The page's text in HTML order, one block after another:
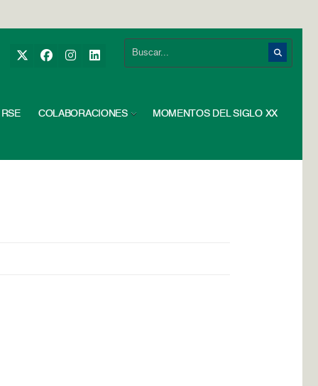
RSE COLABORACIONES MOMENTOS DEL SIGLO XX